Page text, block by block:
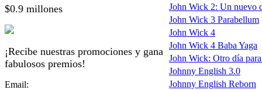
$0.9 millones
¡Recibe nuestras promociones y gana
fabulosos premios!
Email:
John Wick 2: Un nuevo
John Wick 3 Parabellum
John Wick 4
John Wick 4 Baba Yaga
John Wick: Otro día
Johnny English 3.0
Johnny English Reborn